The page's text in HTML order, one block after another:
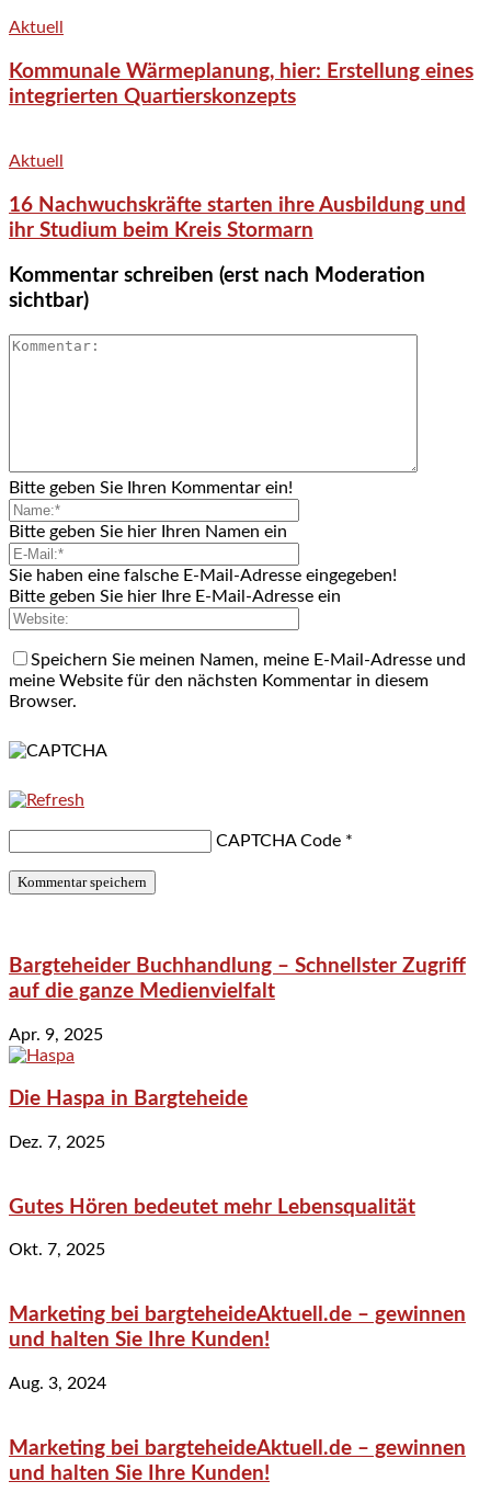
Aktuell
Kommunale Wärmeplanung, hier: Erstellung eines
integrierten Quartierskonzepts
Aktuell
16 Nachwuchskräfte starten ihre Ausbildung und
ihr Studium beim Kreis Stormarn
Kommentar schreiben (erst nach Moderation
sichtbar)
Bitte geben Sie Ihren Kommentar ein!
Bitte geben Sie hier Ihren Namen ein
Sie haben eine falsche E-Mail-Adresse eingegeben!
Bitte geben Sie hier Ihre E-Mail-Adresse ein
Speichern Sie meinen Namen, meine E-Mail-Adresse und
meine Website für den nächsten Kommentar in diesem
Browser.
CAPTCHA Code *
Bargteheider Buchhandlung – Schnellster Zugriff
auf die ganze Medienvielfalt
Apr. 9, 2025
Die Haspa in Bargteheide
Dez. 7, 2025
Gutes Hören bedeutet mehr Lebensqualität
Okt. 7, 2025
Marketing bei bargteheideAktuell.de – gewinnen
und halten Sie Ihre Kunden!
Aug. 3, 2024
Marketing bei bargteheideAktuell.de – gewinnen
und halten Sie Ihre Kunden!